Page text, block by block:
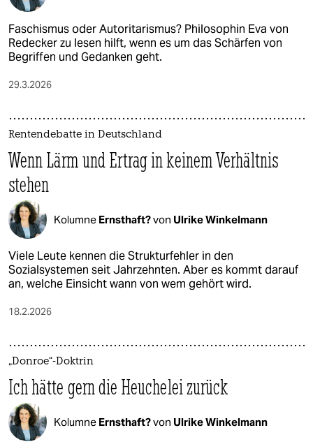
Faschismus oder Autoritarismus? Philosophin Eva von
Redecker zu lesen hilft, wenn es um das Schärfen von
Begriffen und Gedanken geht.
29.3.2026
Rentendebatte in Deutschland
Wenn Lärm und Ertrag in keinem Verhältnis
stehen
Kolumne Ernsthaft?von Ulrike Winkelmann
Viele Leute kennen die Strukturfehler in den
Sozialsystemen seit Jahrzehnten. Aber es kommt darauf
an, welche Einsicht wann von wem gehört wird.
18.2.2026
„Donroe“-Doktrin
Ich hätte gern die Heuchelei zurück
Kolumne Ernsthaft?von Ulrike Winkelmann